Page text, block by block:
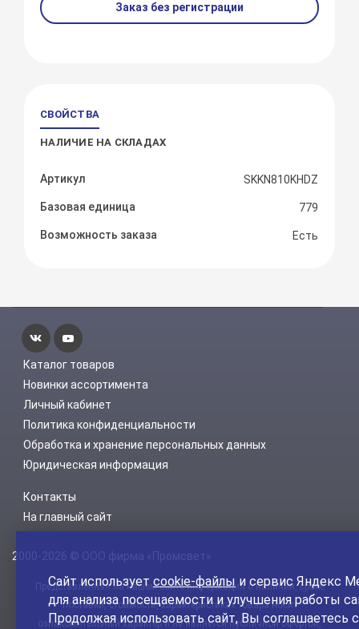
Заказ без регистрации
СВОЙСТВА
НАЛИЧИЕ НА СКЛАДАХ
Артикул SKKN810KHDZ
Базовая единица 779
Возможность заказа Есть
Каталог товаров
Новинки ассортимента
Личный кабинет
Политика конфиденциальности
Обработка и хранение персональных данных
Юридическая информация
Контакты
На главный сайт
2000-2026 © ООО фирма «Промсвет»
Представленная на нашем сайте информация о наличии, сроке
поставки, стоимости, характеристиках товара носит
ознакомительный характер и не является публичной офертой,
Сайт используетcookie-файлы и сервис Яндекс
для анализа посещаемости и улучшения работы
Продолжая использовать сайт, Вы соглашаетесь